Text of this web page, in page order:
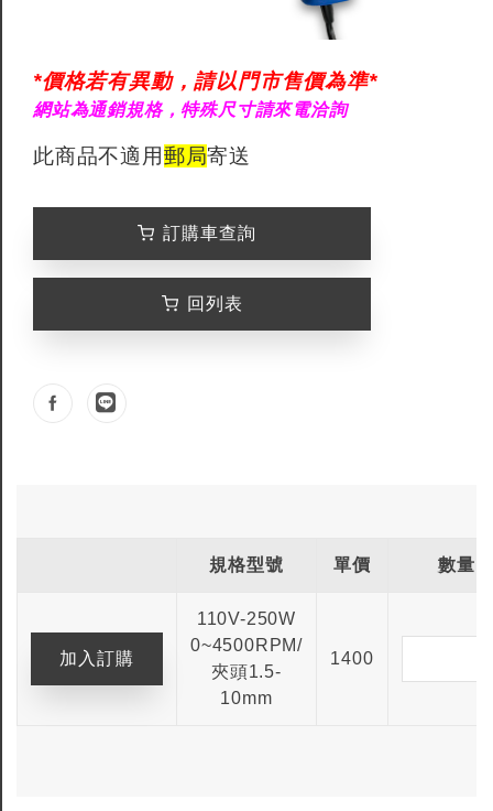
*價格若有異動，請以門市售價為準*
網站為通銷規格，特殊尺寸請來電洽詢
此商品不適用郵局寄送
訂購車查詢
回列表
規格型號 單價 數量
110V-250W
0~4500RPM/
夾頭1.5-
10mm
1400